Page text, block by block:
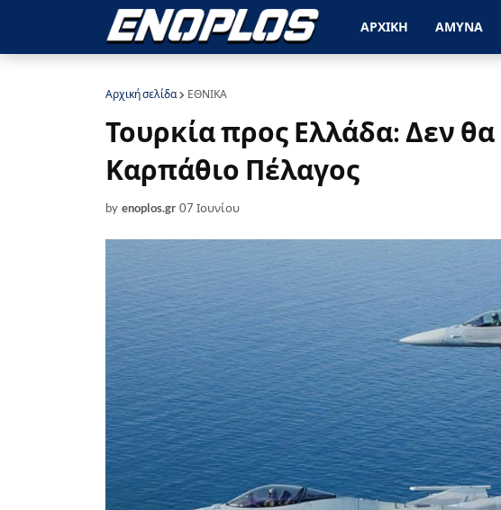
ΑΡΧΙΚΗ ΑΜΥΝΑ
Αρχική σελίδα ΕΘΝΙΚΑ
Τουρκία προς Ελλάδα: Δεν
Καρπάθιο Πέλαγος
by enoplos.gr 07 Ιουνίου